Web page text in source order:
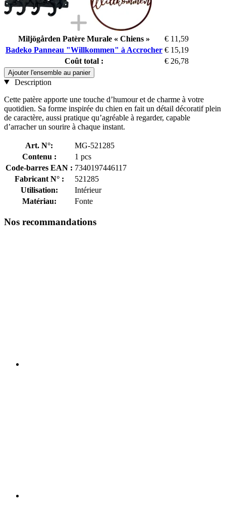
Miljögården Patère Murale « Chiens »
€ 11,59
Badeko Panneau "Willkommen" à Accrocher € 15,19
Coût total :
€ 26,78
Ajouter l'ensemble au panier
Description
Cette patère apporte une touche d’humour et de charme à votre
quotidien. Sa forme inspirée du chien en fait un détail décoratif plein
de caractère, aussi pratique qu’agréable à regarder, capable
d’arracher un sourire à chaque instant.
Art. N°:
MG-521285
Contenu :
1 pcs
Code-barres EAN : 7340197446117
Fabricant N° :
521285
Utilisation:
Intérieur
Matériau:
Fonte
Nos recommandations